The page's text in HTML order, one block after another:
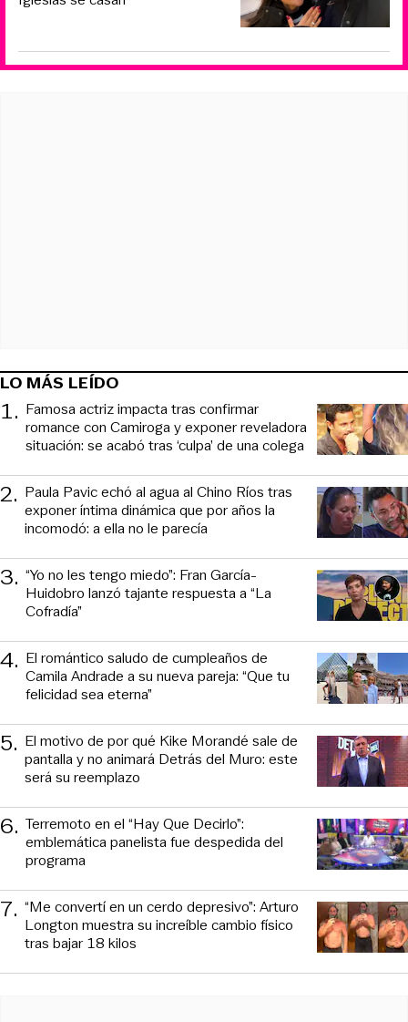
LO MÁS LEÍDO
1. Famosa actriz impacta tras confirmar
romance con Camiroga y exponer reveladora
situación: se acabó tras ‘culpa’ de una colega
2. Paula Pavic echó al agua al Chino Ríos tras
exponer íntima dinámica que por años la
incomodó: a ella no le parecía
3. “Yo no les tengo miedo”: Fran García-
Huidobro lanzó tajante respuesta a “La
Cofradía”
4. El romántico saludo de cumpleaños de
Camila Andrade a su nueva pareja: “Que tu
felicidad sea eterna”
5. El motivo de por qué Kike Morandé sale de
pantalla y no animará Detrás del Muro: este
será su reemplazo
6. Terremoto en el “Hay Que Decirlo”:
emblemática panelista fue despedida del
programa
7. “Me convertí en un cerdo depresivo”: Arturo
Longton muestra su increíble cambio físico
tras bajar 18 kilos